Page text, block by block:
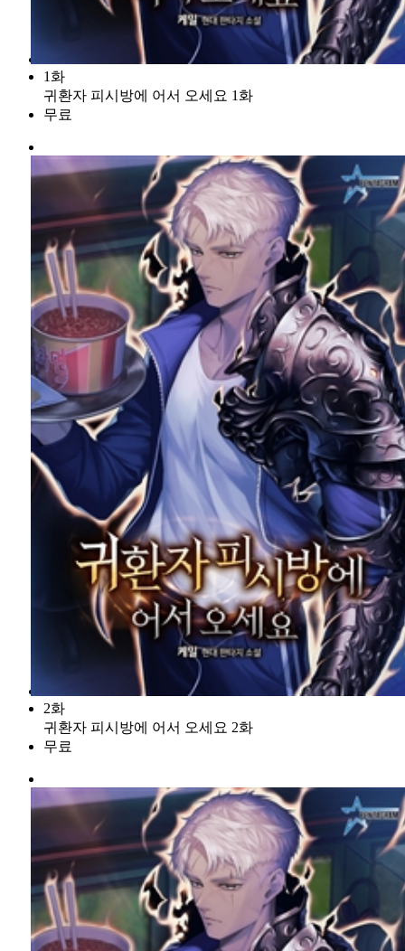
1화
귀환자 피시방에 어서 오세요 1화
무료
2화
귀환자 피시방에 어서 오세요 2화
무료